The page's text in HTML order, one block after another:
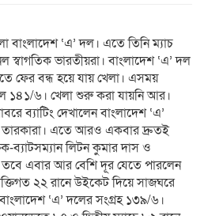
বাংলাদেশ ‘এ’ দল। এতে তিনি ম্যাচ
ভারতীয়রা। বাংলাদেশ ‘এ’ দল
ফের বন্ধ হয়ে যায় খেলা। এসময়
১৪১/৬। খেলা শুরু করা যায়নি আর।
ব্যাটিং দেখালেন বাংলাদেশ ‘এ’
তারকারা। এতে আরও একবার দ্রুতই
ব্যাটসম্যান লিটন কুমার দাস ও
তবে এবার আর বেশি দূর যেতে পারলেন
২২ রানে উইকেট দিয়ে সাজঘরে
‘এ’ দলের সংগ্রহ ১৩৯/৬।